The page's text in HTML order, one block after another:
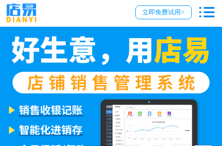
立即免费试用>